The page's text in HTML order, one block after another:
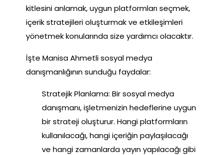
kitlesini anlamak, uygun platformları seçmek,
içerik stratejileri oluşturmak ve etkileşimleri
yönetmek konularında size yardımcı olacaktır.
İşte Manisa Ahmetli sosyal medya
danışmanlığının sunduğu faydalar:
Stratejik Planlama: Bir sosyal medya
danışmanı, işletmenizin hedeflerine uygun
bir strateji oluşturur. Hangi platformların
kullanılacağı, hangi içeriğin paylaşılacağı
ve hangi zamanlarda yayın yapılacağı gibi